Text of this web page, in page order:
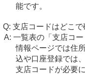
能です。
支店コードはどこで
一覧表の「支店コ
情報ページでは住
込や口座登録では
支店コードが必要